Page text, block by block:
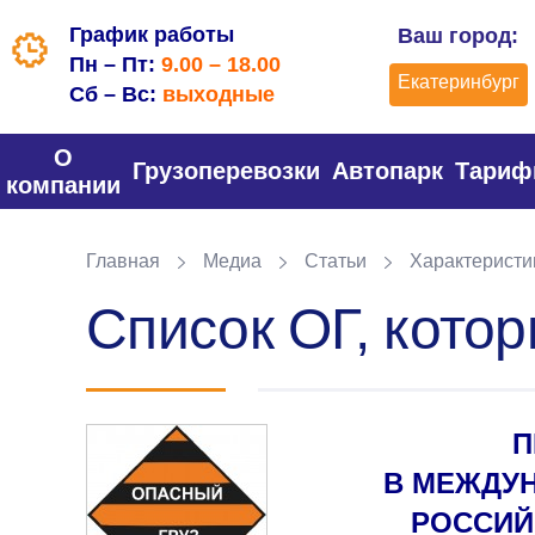
График работы
Пн – Пт: 9.00 – 18.00
Сб – Вс: выходные
Ваш город:
Екатеринбург
О
компании
Грузоперевозки Автопарк
Главная Медиа Статьи
Список ОГ,
В